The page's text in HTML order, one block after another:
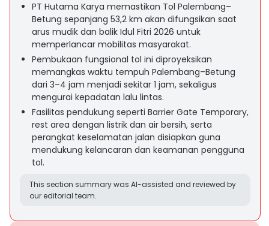
PT Hutama Karya memastikan Tol Palembang–
Betung sepanjang 53,2 km akan difungsikan saat
arus mudik dan balik Idul Fitri 2026 untuk
memperlancar mobilitas masyarakat.
Pembukaan fungsional tol ini diproyeksikan
memangkas waktu tempuh Palembang–Betung
dari 3–4 jam menjadi sekitar 1 jam, sekaligus
mengurai kepadatan lalu lintas.
Fasilitas pendukung seperti Barrier Gate Temporary,
rest area dengan listrik dan air bersih, serta
perangkat keselamatan jalan disiapkan guna
mendukung kelancaran dan keamanan pengguna
tol.
This section summary was AI-assisted and reviewed by
our editorial team.